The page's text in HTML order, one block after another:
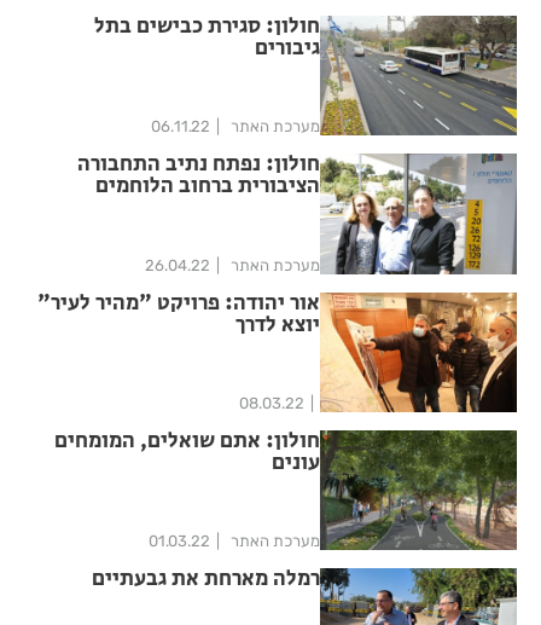
חולון: סגירת כבישים בתל
גיבורים
מערכת האתר 06.11.22
חולון: נפתח נתיב התחבורה
הציבורית ברחוב הלוחמים
מערכת האתר 26.04.22
אור יהודה: פרויקט "מהיר לעיר"
יוצא לדרך
08.03.22
חולון: אתם שואלים, המומחים
עונים
מערכת האתר 01.03.22
רמלה מארחת את גבעתיים